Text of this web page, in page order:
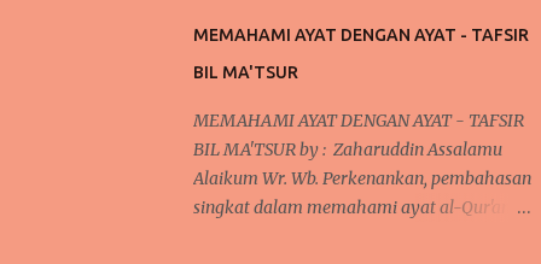
MEMAHAMI AYAT DENGAN AYAT - TAFSIR
BIL MA'TSUR
MEMAHAMI AYAT DENGAN AYAT - TAFSIR
BIL MA'TSUR by : Zaharuddin Assalamu
Alaikum Wr. Wb. Perkenankan, pembahasan
singkat dalam memahami ayat al-Qur'an